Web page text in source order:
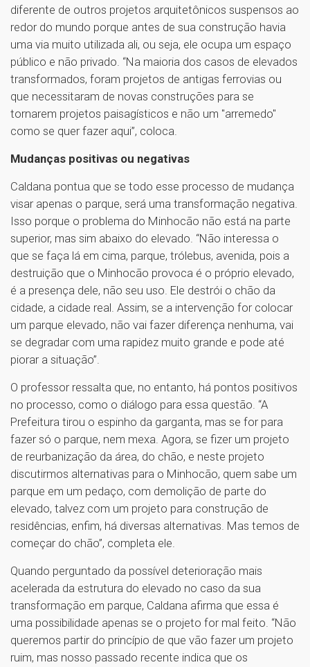
diferente de outros projetos arquitetônicos suspensos ao
redor do mundo porque antes de sua construção havia
uma via muito utilizada ali, ou seja, ele ocupa um espaço
público e não privado. “Na maioria dos casos de elevados
transformados, foram projetos de antigas ferrovias ou
que necessitaram de novas construções para se
tornarem projetos paisagísticos e não um "arremedo"
como se quer fazer aqui”, coloca.
Mudanças positivas ou negativas
Caldana pontua que se todo esse processo de mudança
visar apenas o parque, será uma transformação negativa.
Isso porque o problema do Minhocão não está na parte
superior, mas sim abaixo do elevado. “Não interessa o
que se faça lá em cima, parque, trólebus, avenida, pois a
destruição que o Minhocão provoca é o próprio elevado,
é a presença dele, não seu uso. Ele destrói o chão da
cidade, a cidade real. Assim, se a intervenção for colocar
um parque elevado, não vai fazer diferença nenhuma, vai
se degradar com uma rapidez muito grande e pode até
piorar a situação”.
O professor ressalta que, no entanto, há pontos positivos
no processo, como o diálogo para essa questão. “A
Prefeitura tirou o espinho da garganta, mas se for para
fazer só o parque, nem mexa. Agora, se fizer um projeto
de reurbanização da área, do chão, e neste projeto
discutirmos alternativas para o Minhocão, quem sabe um
parque em um pedaço, com demolição de parte do
elevado, talvez com um projeto para construção de
residências, enfim, há diversas alternativas. Mas temos de
começar do chão”, completa ele.
Quando perguntado da possível deterioração mais
acelerada da estrutura do elevado no caso da sua
transformação em parque, Caldana afirma que essa é
uma possibilidade apenas se o projeto for mal feito. “Não
queremos partir do princípio de que vão fazer um projeto
ruim, mas nosso passado recente indica que os